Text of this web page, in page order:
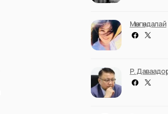
Мөнгөндалай
Р.